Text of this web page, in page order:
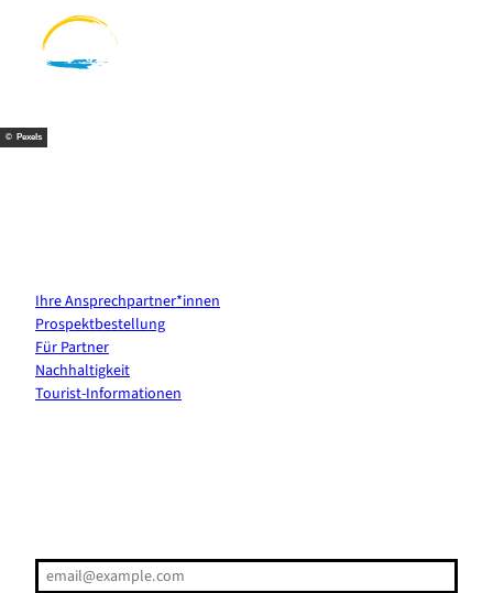
b
n
t
r
e
t
u
b
© Pexels
Ihre Ansprechpartner*innen
Prospektbestellung
Für Partner
Nachhaltigkeit
Tourist-Informationen